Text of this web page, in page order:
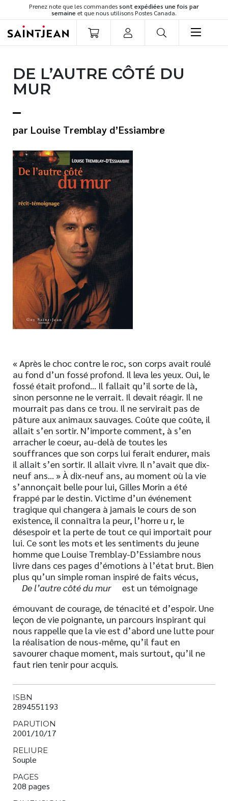
Prenez note que les commandessont expédiées une fois par
semaine et que nous utilisons Postes Canada.
Romans
Cuisine
Spiritualité
Famille
Culture générale
Témoignages
Vie pratique
Finances
Nouveautés
Numérique
Livres audio
Meilleurs vendeurs
Page vedette
AUTEURS
CONTACT
DE L’AUTRE CÔTÉ DU
MUR
Louise Tremblay d’Essiambre
« Après le choc contre le roc, son corps avait roulé
au fond d’un fossé profond. Il leva les yeux. Oui, le
fossé était profond… Il fallait qu’il sorte de là,
sinon personne ne le verrait. Il devait réagir. Il ne
mourrait pas dans ce trou. Il ne servirait pas de
pâture aux animaux sauvages. Coûte que coûte, il
allait s’en sortir. N’importe comment, à s’en
arracher le coeur, au-delà de toutes les
souffrances que son corps lui ferait endurer, mais
il allait s’en sortir. Il allait vivre. Il n’avait que dix-
neuf ans… » À dix-neuf ans, au moment où la vie
s’annonçait belle pour lui, Gilles Morin a été
frappé par le destin. Victime d’un événement
tragique qui changera à jamais le cours de son
existence, il connaîtra la peur, l’horre u r, le
désespoir et la perte de tout ce qui importait pour
lui. Ce sont les mots et les sentiments du jeune
homme que Louise Tremblay-D’Essiambre nous
livre dans ces pages d’émotions à l’état brut. Bien
plus qu’un simple roman inspiré de faits vécus,
De l’autre côté du mur
est un témoignage
émouvant de courage, de ténacité et d’espoir. Une
leçon de vie poignante, un parcours inspirant qui
nous rappelle que la vie est d’abord une lutte pour
la réalisation de nous-même, qu’il faut en
savourer chaque moment, mais surtout, qu’il ne
faut rien tenir pour acquis.
ISBN
2894551193
PARUTION
2001/10/17
RELIURE
Souple
PAGES
208 pages